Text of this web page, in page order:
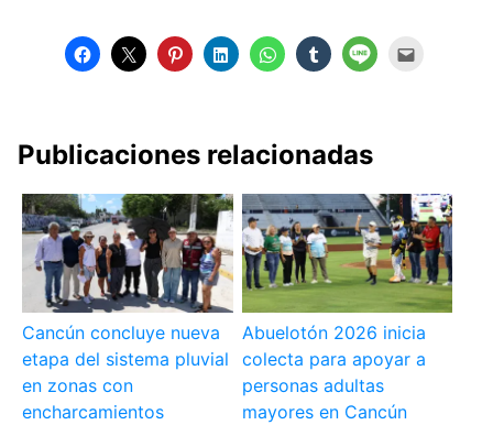
Publicaciones relacionadas
Cancún concluye nueva
etapa del sistema pluvial
en zonas con
encharcamientos
Abuelotón 2026 inicia
colecta para apoyar a
personas adultas
mayores en Cancún